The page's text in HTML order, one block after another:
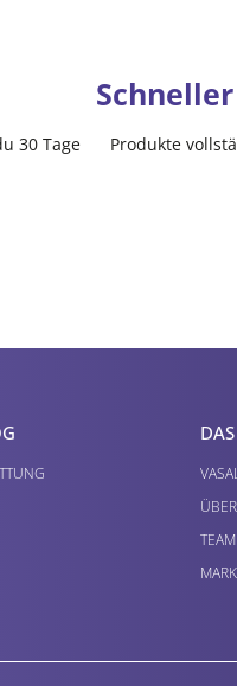
30 Tage
Produkte